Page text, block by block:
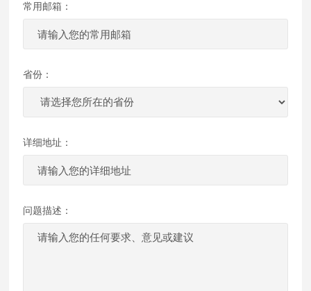
常用邮箱：
省份：
详细地址：
问题描述：